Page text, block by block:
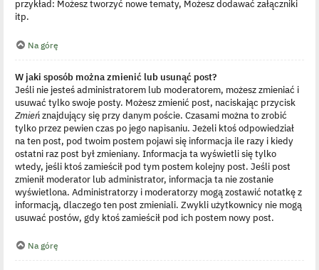
przykład: Możesz tworzyć nowe tematy, Możesz dodawać załączniki
itp.
Na górę
W jaki sposób można zmienić lub usunąć post?
Jeśli nie jesteś administratorem lub moderatorem, możesz zmieniać i
usuwać tylko swoje posty. Możesz zmienić post, naciskając przycisk
Zmieńznajdujący się przy danym poście. Czasami można to zrobić
tylko przez pewien czas po jego napisaniu. Jeżeli ktoś odpowiedział
na ten post, pod twoim postem pojawi się informacja ile razy i kiedy
ostatni raz post był zmieniany. Informacja ta wyświetli się tylko
wtedy, jeśli ktoś zamieścił pod tym postem kolejny post. Jeśli post
zmienił moderator lub administrator, informacja ta nie zostanie
wyświetlona. Administratorzy i moderatorzy mogą zostawić notatkę z
informacją, dlaczego ten post zmieniali. Zwykli użytkownicy nie mogą
usuwać postów, gdy ktoś zamieścił pod ich postem nowy post.
Na górę